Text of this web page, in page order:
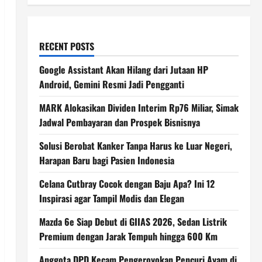
RECENT POSTS
Google Assistant Akan Hilang dari Jutaan HP
Android, Gemini Resmi Jadi Pengganti
MARK Alokasikan Dividen Interim Rp76 Miliar, Simak
Jadwal Pembayaran dan Prospek Bisnisnya
Solusi Berobat Kanker Tanpa Harus ke Luar Negeri,
Harapan Baru bagi Pasien Indonesia
Celana Cutbray Cocok dengan Baju Apa? Ini 12
Inspirasi agar Tampil Modis dan Elegan
Mazda 6e Siap Debut di GIIAS 2026, Sedan Listrik
Premium dengan Jarak Tempuh hingga 600 Km